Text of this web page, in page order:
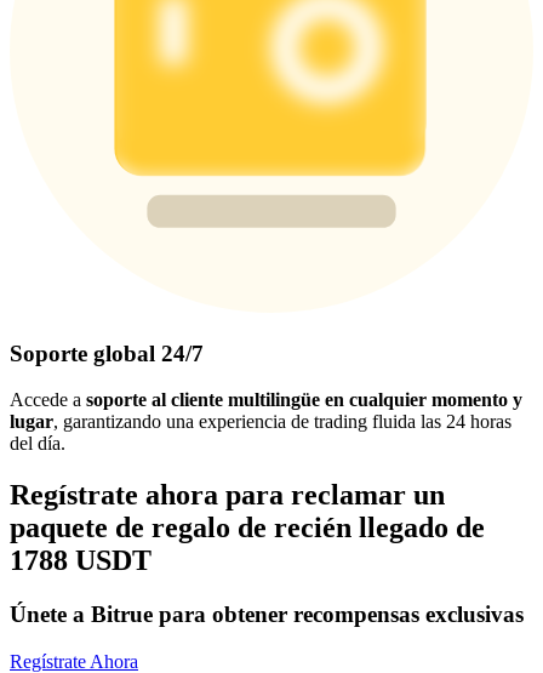
Soporte global 24/7
Accede a soporte al cliente multilingüe en cualquier momento y
lugar, garantizando una experiencia de trading fluida las 24 horas
del día.
Regístrate ahora para reclamar un
paquete de regalo de recién llegado de
1788 USDT
Únete a Bitrue para obtener recompensas exclusivas
Regístrate Ahora